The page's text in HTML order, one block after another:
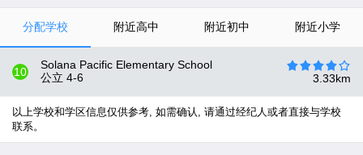
分配学校 附近高中 附近初中 附近小学
10
Solana Pacific Elementary School
公立 4-6 3.33km
以上学校和学区信息仅供参考, 如需确认, 请通过经纪人或者直接与学校
联系。